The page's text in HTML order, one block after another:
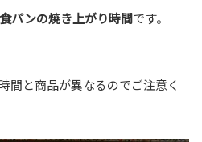
パンの焼き上がり時間です。
間と商品が異なるのでご注意く